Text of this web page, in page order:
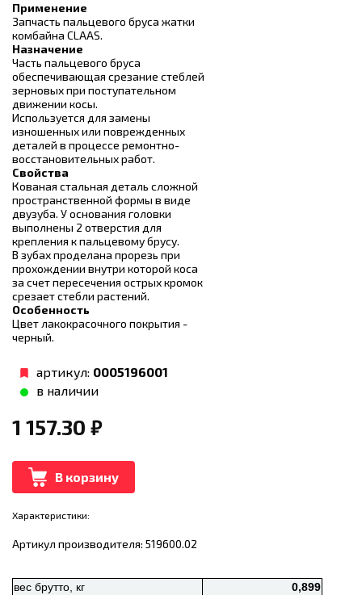
Применение
Запчасть пальцевого бруса жатки
комбайна CLAAS.
Назначение
Часть пальцевого бруса
обеспечивающая срезание стеблей
зерновых при поступательном
движении косы.
Используется для замены
изношенных или поврежденных
деталей в процессе ремонтно-
восстановительных работ.
Свойства
Кованая стальная деталь сложной
пространственной формы в виде
двузуба. У основания головки
выполнены 2 отверстия для
крепления к пальцевому брусу.
В зубах проделана прорезь при
прохождении внутри которой коса
за счет пересечения острых кромок
срезает стебли растений.
Особенность
Цвет лакокрасочного покрытия -
черный.
артикул: 0005196001
в наличии
1 157.30 ₽
В корзину
Характеристики:
Артикул производителя: 519600.02
вес брутто, кг
0,899